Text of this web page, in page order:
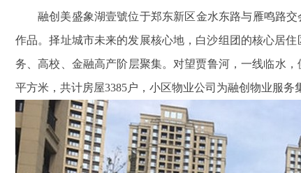
融创美盛象湖壹號位于郑东新区金水东路与雁鸣路
作品。择址城市未来的发展核心地，白沙组团的核心居
务、高校、金融高产阶层聚集。对望贾鲁河，一线临水
平方米，共计房屋3385户，小区物业公司为融创物业服务